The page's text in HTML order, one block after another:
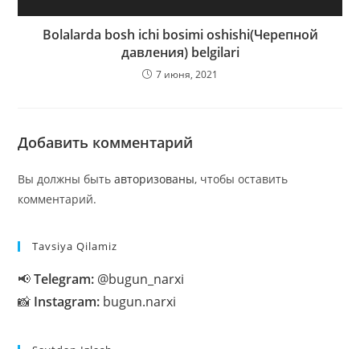
Bolalarda bosh ichi bosimi oshishi(Черепной
давления) belgilari
7 июня, 2021
Добавить комментарий
Вы должны бытьавторизованы, чтобы оставить
комментарий.
Tavsiya Qilamiz
📢Telegram: @bugun_narxi
📸 Instagram: bugun.narxi